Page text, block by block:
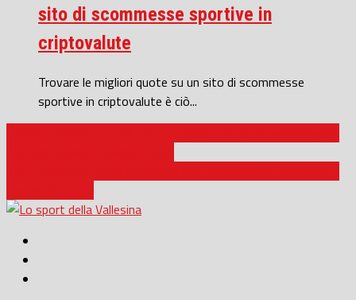
sito di scommesse sportive in
criptovalute
Trovare le migliori quote su un sito di scommesse
sportive in criptovalute è ciò...